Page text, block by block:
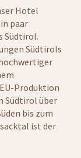
Hotel
paar
Südtirol.
Südtirols
Produktion
Südtirol über
bis zum
ist der